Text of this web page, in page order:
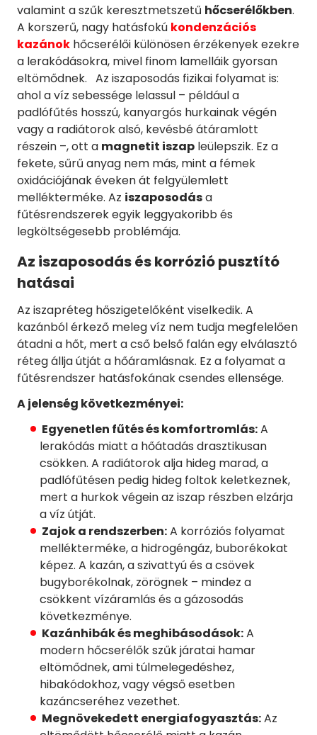
valamint a szűk keresztmetszetű hőcserélőkben.
A korszerű, nagy hatásfokú kondenzációs
kazánok hőcserélői különösen érzékenyek ezekre
a lerakódásokra, mivel finom lamelláik gyorsan
eltömődnek. Az iszaposodás fizikai folyamat is:
ahol a víz sebessége lelassul – például a
padlófűtés hosszú, kanyargós hurkainak végén
vagy a radiátorok alsó, kevésbé átáramlott
részein –, ott a magnetit iszap leülepszik. Ez a
fekete, sűrű anyag nem más, mint a fémek
oxidációjának éveken át felgyülemlett
mellékterméke. Az iszaposodása
fűtésrendszerek egyik leggyakoribb és
legköltségesebb problémája.
Az iszaposodás és korrózió pusztító
hatásai
Az iszapréteg hőszigetelőként viselkedik. A
kazánból érkező meleg víz nem tudja megfelelően
átadni a hőt, mert a cső belső falán egy elválasztó
réteg állja útját a hőáramlásnak. Ez a folyamat a
fűtésrendszer hatásfokának csendes ellensége.
A jelenség következményei:
Egyenetlen fűtés és komfortromlás:A
lerakódás miatt a hőátadás drasztikusan
csökken. A radiátorok alja hideg marad, a
padlófűtésen pedig hideg foltok keletkeznek,
mert a hurkok végein az iszap részben elzárja
a víz útját.
Zajok a rendszerben:A korróziós folyamat
mellékterméke, a hidrogéngáz, buborékokat
képez. A kazán, a szivattyú és a csövek
bugyborékolnak, zörögnek – mindez a
csökkent vízáramlás és a gázosodás
következménye.
Kazánhibák és meghibásodások:A
modern hőcserélők szűk járatai hamar
eltömődnek, ami túlmelegedéshez,
hibakódokhoz, vagy végső esetben
kazáncseréhez vezethet.
Megnövekedett energiafogyasztás:Az